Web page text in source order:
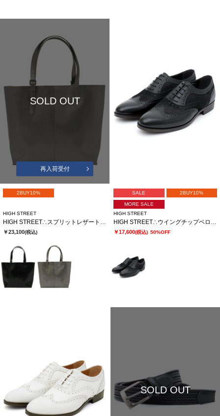
SOLD OUT
再入荷受付
2BUY10%
HIGH STREET
￥23,100(税込)
SALE 2BUY10%
MORE SALE
HIGH STREET
￥17,600(税込) 50%OFF
SOLD OUT